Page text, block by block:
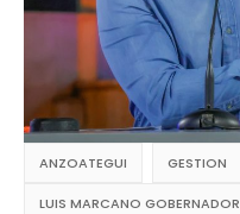
ANZOATEGUI GESTION
LUIS MARCANO GOBERNADOR